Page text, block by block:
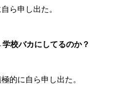
ら申し出た。
校バカにしてるのか？
的に自ら申し出た。